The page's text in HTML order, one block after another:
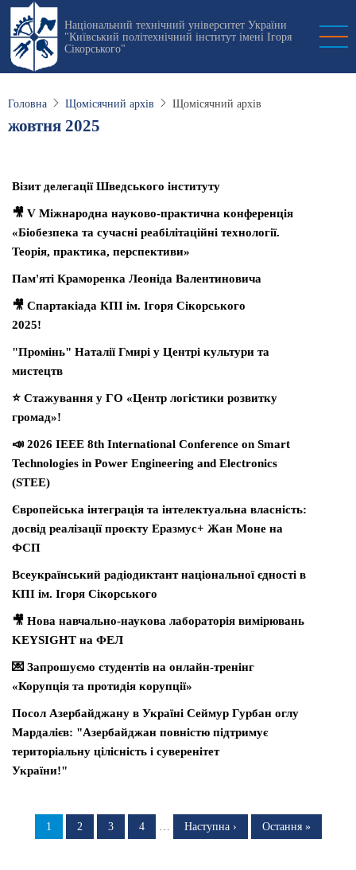
Перейти
основного
вмісту
Національний технічний університет України
"Київський політехнічний інститут імені Ігоря
Сікорського"
Головна Щомісячний архів Щомісячний архів
жовтня 2025
Візит делегації Шведського інституту
🎥 V Міжнародна науково-практична конференція
«Біобезпека та сучасні реабілітаційні технології.
Теорія, практика, перспективи»
Пам'яті Краморенка Леоніда Валентиновича
🎥 Спартакіада КПІ ім. Ігоря Сікорського
2025!
"Промінь" Наталії Гмирі у Центрі культури та
мистецтв
⭐ Стажування у ГО «Центр логістики розвитку
громад»!
📣 2026 IEEE 8th International Conference on Smart
Technologies in Power Engineering and Electronics
(STEE)
Європейська інтеграція та інтелектуальна власність:
досвід реалізації проєкту Еразмус+ Жан Моне на
ФСП
Всеукраїнський радіодиктант національної єдності в
КПІ ім. Ігоря Сікорського
🎥 Нова навчально-наукова лабораторія вимірювань
KEYSIGHT на ФЕЛ
💌 Запрошуємо студентів на онлайн-тренінг
«Корупція та протидія корупції»
Посол Азербайджану в Україні Сеймур Гурбан оглу
Мардалієв: "Азербайджан повністю підтримує
територіальну цілісність і суверенітет
України!"
Сторінка
1 Сторінка
2 Сторінка
3 Сторінка
4
Наступна
Наступна ›
Остання
Остання »